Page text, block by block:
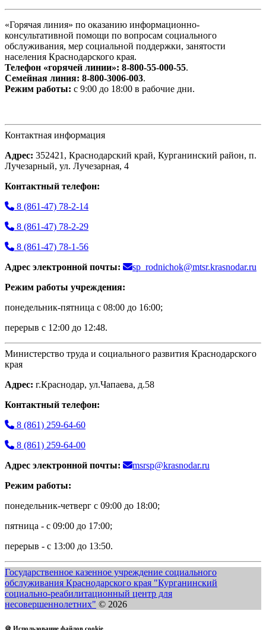
«Горячая линия» по оказанию информационно-
консультативной помощи по вопросам социального
обслуживания, мер социальной поддержки, занятости
населения Краснодарского края.
Телефон «горячей линии»: 8-800-55-000-55.
Семейная линия: 8-800-3006-003.
Режим работы: с 9:00 до 18:00 в рабочие дни.
Контактная информация
Адрес: 352421, Краснодарский край, Курганинский район, п.
Лучезарный, ул. Лучезарная, 4
Контактный телефон:
8 (861-47) 78-2-14
8 (861-47) 78-2-29
8 (861-47) 78-1-56
Адрес электронной почты:
sp_rodnichok@mtsr.krasnodar.ru
Режим работы учреждения:
понедельник-пятница с 08:00 до 16:00;
перерыв с 12:00 до 12:48.
Министерство труда и социального развития Краснодарского
края
Адрес: г.Краснодар, ул.Чапаева, д.58
Контактный телефон:
8 (861) 259-64-60
8 (861) 259-64-00
Адрес электронной почты:
msrsp@krasnodar.ru
Режим работы:
понедельник-четверг с 09:00 до 18:00;
пятница - с 09:00 до 17:00;
перерыв - с 13:00 до 13:50.
Государственное казенное учреждение социального
обслуживания Краснодарского края "Курганинский
социально-реабилитационный центр для
несовершеннолетних" © 2026
🍪 Использование файлов cookie